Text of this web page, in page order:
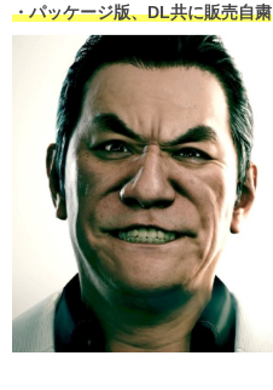
・パッケージ版、DL共に販売自粛